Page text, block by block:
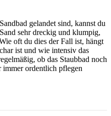
gelandet sind, kannst du
sehr dreckig und klumpig,
oft du dies der Fall ist, hängt
ist und wie intensiv das
ob das Staubbad noch
immer ordentlich pflegen